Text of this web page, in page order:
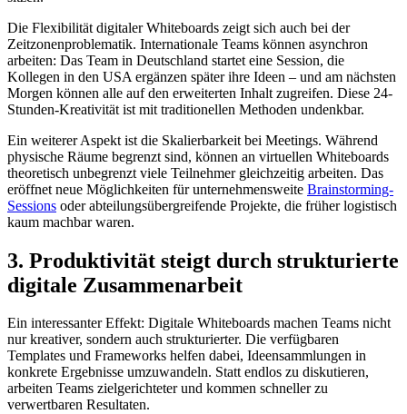
Die Flexibilität digitaler Whiteboards zeigt sich auch bei der
Zeitzonenproblematik. Internationale Teams können asynchron
arbeiten: Das Team in Deutschland startet eine Session, die
Kollegen in den USA ergänzen später ihre Ideen – und am nächsten
Morgen können alle auf den erweiterten Inhalt zugreifen. Diese 24-
Stunden-Kreativität ist mit traditionellen Methoden undenkbar.
Ein weiterer Aspekt ist die Skalierbarkeit bei Meetings. Während
physische Räume begrenzt sind, können an virtuellen Whiteboards
theoretisch unbegrenzt viele Teilnehmer gleichzeitig arbeiten. Das
eröffnet neue Möglichkeiten für unternehmensweite Brainstorming-
Sessions oder abteilungsübergreifende Projekte, die früher logistisch
kaum machbar waren.
3. Produktivität steigt durch strukturierte
digitale Zusammenarbeit
Ein interessanter Effekt: Digitale Whiteboards machen Teams nicht
nur kreativer, sondern auch strukturierter. Die verfügbaren
Templates und Frameworks helfen dabei, Ideensammlungen in
konkrete Ergebnisse umzuwandeln. Statt endlos zu diskutieren,
arbeiten Teams zielgerichteter und kommen schneller zu
verwertbaren Resultaten.